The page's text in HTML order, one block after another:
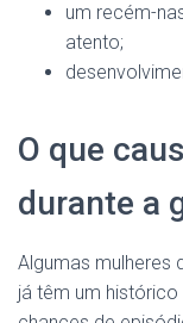
um recém-
atento;
O que
durante a
Algumas mulheres
já têm um